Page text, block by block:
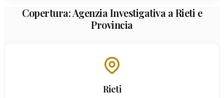
Copertura: Agenzia Investigativa a Rieti e
Provincia
Rieti